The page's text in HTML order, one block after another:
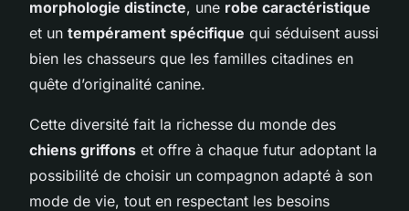
morphologie distincte, une robe caractéristique
et un tempérament spécifique qui séduisent aussi
bien les chasseurs que les familles citadines en
quête d’originalité canine.
Cette diversité fait la richesse du monde des
chiens griffons et offre à chaque futur adoptant la
possibilité de choisir un compagnon adapté à son
mode de vie, tout en respectant les besoins